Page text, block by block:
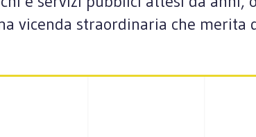
vicenda straordinaria che merita